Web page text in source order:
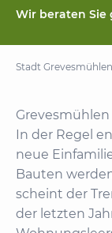
Wir beraten Sie
Stadt Grevesmühlen
In der Regel
neue
Bauten
scheint der
der letzten